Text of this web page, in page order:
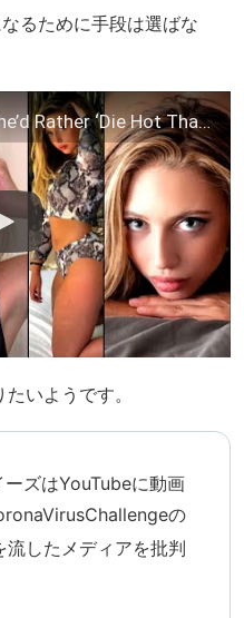
るために手段は選ばな
Young Woman Who Said She’d Rather ‘Die Hot Than Live Ugly’ Gives Update
いようです。
ズはYouTubeに動画
の
流したメディアを批判